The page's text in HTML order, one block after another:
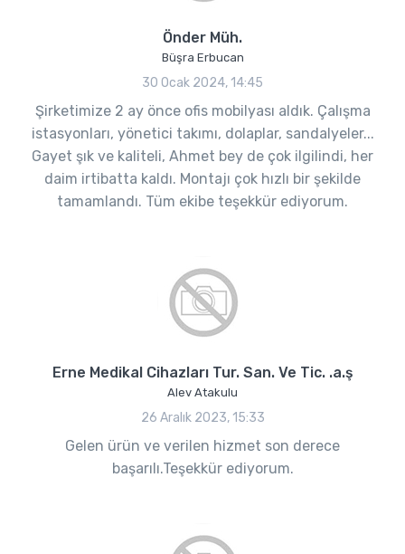
Önder Müh.
Büşra Erbucan
30 Ocak 2024, 14:45
Şirketimize 2 ay önce ofis mobilyası aldık. Çalışma
istasyonları, yönetici takımı, dolaplar, sandalyeler...
Gayet şık ve kaliteli, Ahmet bey de çok ilgilindi, her
daim irtibatta kaldı. Montajı çok hızlı bir şekilde
tamamlandı. Tüm ekibe teşekkür ediyorum.
Erne Medikal Cihazları Tur. San. Ve Tic. .a.ş
Alev Atakulu
26 Aralık 2023, 15:33
Gelen ürün ve verilen hizmet son derece
başarılı.Teşekkür ediyorum.